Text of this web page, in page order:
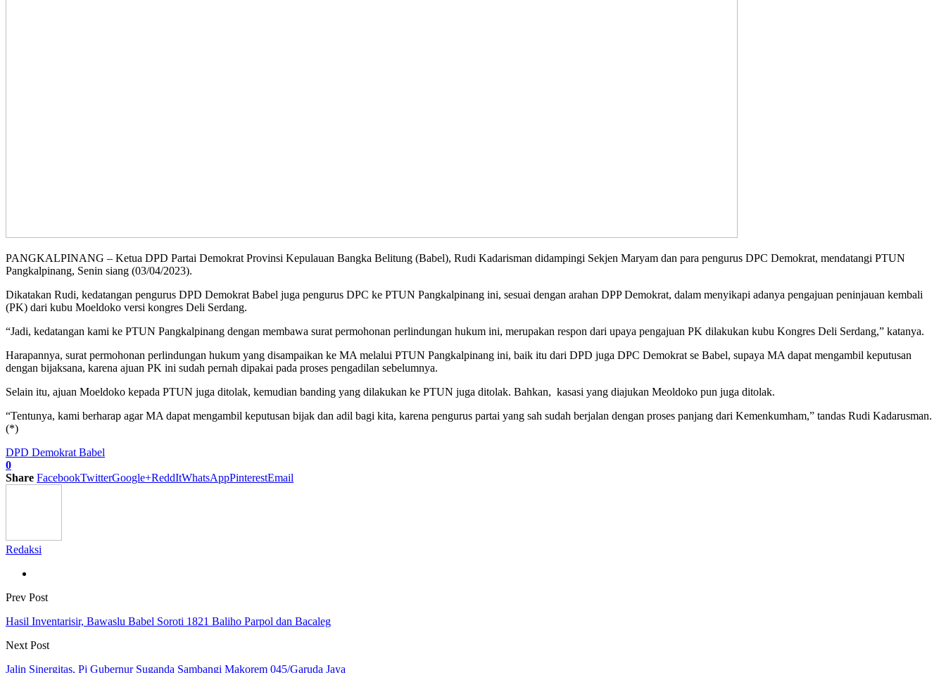
PANGKALPINANG – Ketua DPD Partai Demokrat Provinsi Kepulauan Bangka Belitung (Babel), Rudi Kadarisman didampingi Sekjen Maryam dan para pengurus DPC Demokrat, mendatangi PTUN
Pangkalpinang, Senin siang (03/04/2023).
Dikatakan Rudi, kedatangan pengurus DPD Demokrat Babel juga pengurus DPC ke PTUN Pangkalpinang ini, sesuai dengan arahan DPP Demokrat, dalam menyikapi adanya pengajuan peninjauan kembali
(PK) dari kubu Moeldoko versi kongres Deli Serdang.
“Jadi, kedatangan kami ke PTUN Pangkalpinang dengan membawa surat permohonan perlindungan hukum ini, merupakan respon dari upaya pengajuan PK dilakukan kubu Kongres Deli Serdang,” katanya.
Harapannya, surat permohonan perlindungan hukum yang disampaikan ke MA melalui PTUN Pangkalpinang ini, baik itu dari DPD juga DPC Demokrat se Babel, supaya MA dapat mengambil keputusan
dengan bijaksana, karena ajuan PK ini sudah pernah dipakai pada proses pengadilan sebelumnya.
Selain itu, ajuan Moeldoko kepada PTUN juga ditolak, kemudian banding yang dilakukan ke PTUN juga ditolak. Bahkan, kasasi yang diajukan Meoldoko pun juga ditolak.
“Tentunya, kami berharap agar MA dapat mengambil keputusan bijak dan adil bagi kita, karena pengurus partai yang sah sudah berjalan dengan proses panjang dari Kemenkumham,” tandas Rudi Kadarusman.
(*)
DPD Demokrat Babel
0
Share FacebookTwitterGoogle+ReddItWhatsAppPinterestEmail
Redaksi
Prev Post
Hasil Inventarisir, Bawaslu Babel Soroti 1821 Baliho Parpol dan Bacaleg
Next Post
Jalin Sinergitas, Pj Gubernur Suganda Sambangi Makorem 045/Garuda Jaya